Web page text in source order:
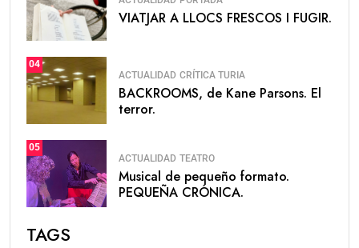
VIATJAR A LLOCS FRESCOS I FUGIR.
04
ACTUALIDAD CRÍTICA TURIA
BACKROOMS, de Kane Parsons. El
terror.
05
ACTUALIDAD TEATRO
Musical de pequeño formato.
PEQUEÑA CRÓNICA.
TAGS